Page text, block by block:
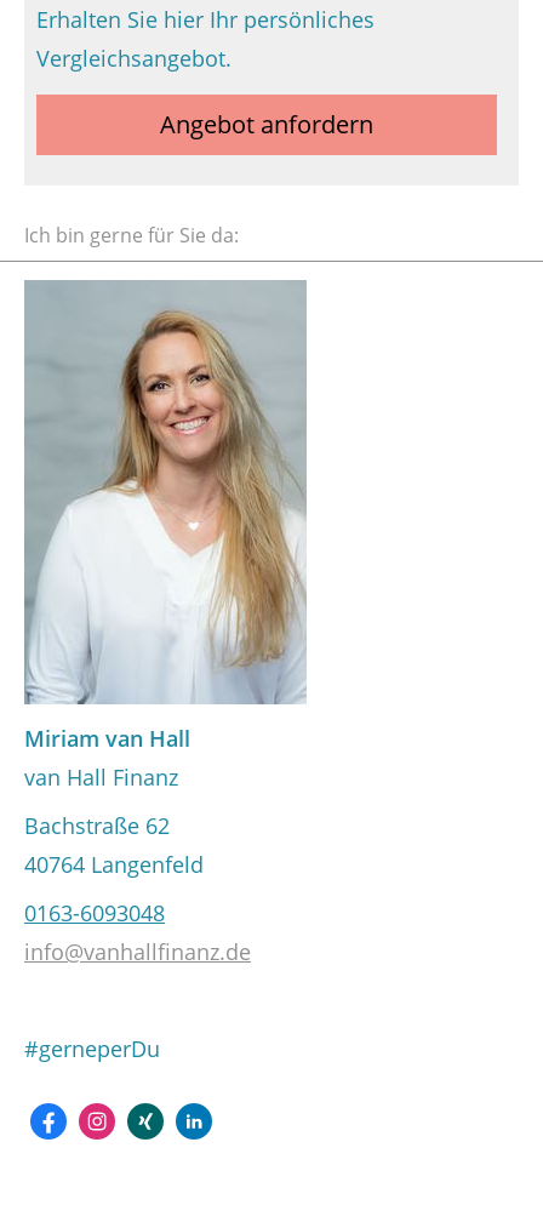
Erhalten Sie hier Ihr persönliches
Vergleichsangebot.
Angebot anfordern
Ich bin gerne für Sie da:
Miriam van Hall
van Hall Finanz
Bachstraße 62
40764 Langenfeld
0163-6093048
info@vanhallfinanz.de
#gerneperDu